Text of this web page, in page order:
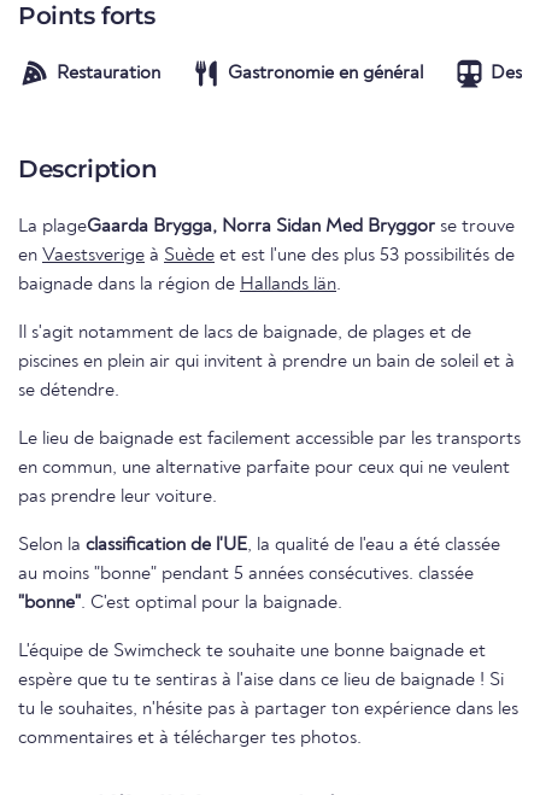
Points forts
Restauration Gastronomie en général
Description
La plageGaarda Brygga, Norra Sidan Med Bryggor se trouve
en Vaestsverige à Suède et est l'une des plus 53 possibilités de
baignade dans la région de Hallands län.
Il s'agit notamment de lacs de baignade, de plages et de
piscines en plein air qui invitent à prendre un bain de soleil et à
se détendre.
Le lieu de baignade est facilement accessible par les transports
en commun, une alternative parfaite pour ceux qui ne veulent
pas prendre leur voiture.
Selon la classification de l'UE, la qualité de l'eau a été classée
au moins "bonne" pendant 5 années consécutives. classée
"bonne". C'est optimal pour la baignade.
L'équipe de Swimcheck te souhaite une bonne baignade et
espère que tu te sentiras à l'aise dans ce lieu de baignade ! Si
tu le souhaites, n'hésite pas à partager ton expérience dans les
commentaires et à télécharger tes photos.